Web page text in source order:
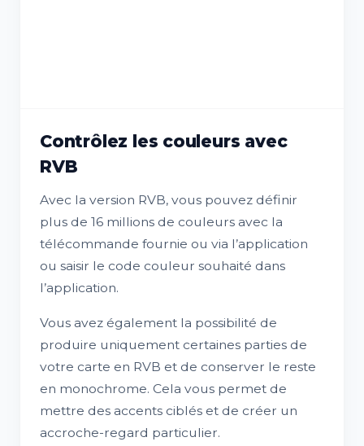
Contrôlez les couleurs avec
RVB
Avec la version RVB, vous pouvez définir
plus de 16 millions de couleurs avec la
télécommande fournie ou via l’application
ou saisir le code couleur souhaité dans
l’application.
Vous avez également la possibilité de
produire uniquement certaines parties de
votre carte en RVB et de conserver le reste
en monochrome. Cela vous permet de
mettre des accents ciblés et de créer un
accroche-regard particulier.